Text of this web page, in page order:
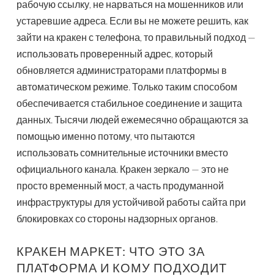
рабочую ссылку, не нарваться на мошенников или
устаревшие адреса. Если вы не можете решить, как
зайти на кракен с телефона, то правильный подход —
использовать проверенный адрес, который
обновляется администраторами платформы в
автоматическом режиме. Только таким способом
обеспечивается стабильное соединение и защита
данных. Тысячи людей ежемесячно обращаются за
помощью именно потому, что пытаются
использовать сомнительные источники вместо
официального канала. Кракен зеркало — это не
просто временный мост, а часть продуманной
инфраструктуры для устойчивой работы сайта при
блокировках со стороны надзорных органов.
КРАКЕН МАРКЕТ: ЧТО ЭТО ЗА
ПЛАТФОРМА И КОМУ ПОДХОДИТ